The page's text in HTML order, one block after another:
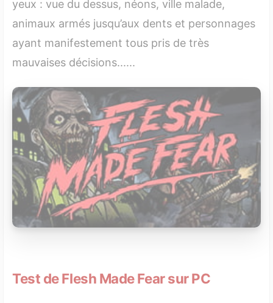
yeux : vue du dessus, néons, ville malade,
animaux armés jusqu’aux dents et personnages
ayant manifestement tous pris de très
mauvaises décisions......
Test de Flesh Made Fear sur PC